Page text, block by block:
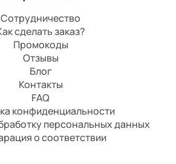
Сотрудничество
сделать заказ?
Промокоды
Отзывы
Блог
Контакты
FAQ
конфиденциальности
персональных данных
о соответствии